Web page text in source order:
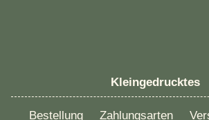
Kleingedrucktes
Bestellung Zahlungsarten